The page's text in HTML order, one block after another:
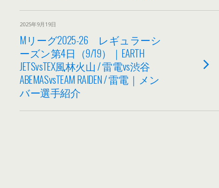
2025年9月19日
Mリーグ2025-26 レギュラーシ
ーズン第4日（9/19）｜EARTH
JETSvsTEX風林火山 / 雷電vs渋谷
ABEMASvsTEAM RAIDEN / 雷電｜メン
バー選手紹介